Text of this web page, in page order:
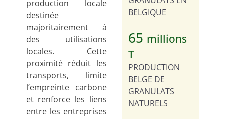
production locale
destinée
majoritairement à
des utilisations
locales. Cette
proximité réduit les
transports, limite
l’empreinte carbone
et renforce les liens
entre les entreprises
BELGIQUE
65 millions
T
PRODUCTION
BELGE DE
GRANULATS
NATURELS